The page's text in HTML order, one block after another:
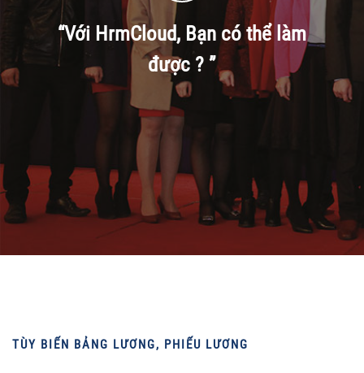
“Với HrmCloud, Bạn có thể làm
được ? ”
TÙY BIẾN BẢNG LƯƠNG, PHIẾU LƯƠNG